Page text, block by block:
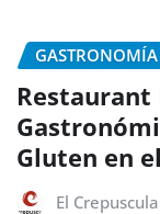
GASTRONOMÍA
Restaurant
Gluten en
El